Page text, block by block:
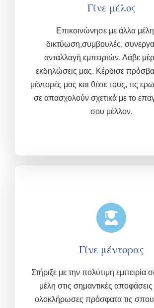
Γίνε μέλος
Επικοινώνησε με άλλα μέλη
δικτύωση,συμβουλές,
ανταλλαγή εμπειριών. Λάβε
εκδηλώσεις μας. Κέρδισε
μέντορές μας και θέσε τους, τις
σε απασχολούν σχετικά με το
σου μέλλον.
Γίνε μέντορας
Στήριξε με την πολύτιμη εμπειρία
μέλη στις σημαντικές
ολοκλήρωσες πρόσφατα τις